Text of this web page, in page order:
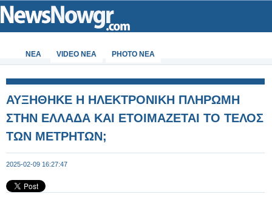
ΝΕΑ VIDEO NEA PHOTO NEA
ΑΥΞΗΘΗΚΕ Η ΗΛΕΚΤΡΟΝΙΚΗ ΠΛΗΡΩΜΗ
ΣΤΗΝ ΕΛΛΑΔΑ ΚΑΙ ΕΤΟΙΜΑΖΕΤΑΙ ΤΟ ΤΕΛΟΣ
ΤΩΝ ΜΕΤΡΗΤΩΝ;
2025-02-09 16:27:47